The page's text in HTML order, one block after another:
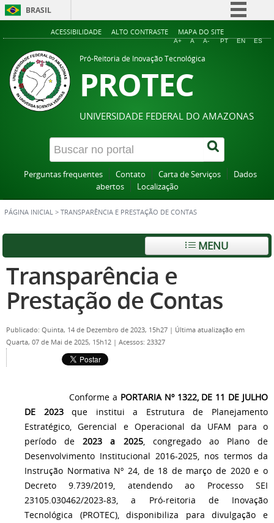
BRASIL
Simplifique!
Acesso à informação
ACESSIBILIDADE ALTO CONTRASTE MAPA DO SITE
A+ A A- PT EN ES
Pró-Reitoria de Inovação Tecnológica
PROTEC
UNIVERSIDADE FEDERAL DO AMAZONAS
Perguntas frequentes Contato Carta de Serviços
Dados
abertos
Localização
PÁGINA INICIAL > TRANSPARÊNCIA E PRESTAÇÃO DE CONTAS
MENU
Transparência e
Prestação de Contas
Publicado: Quinta, 14 de Dezembro de 2023, 15h27 | Última atualização em
Quarta, 07 de Mai de 2025, 15h12 | Acessos: 23327
Conforme a PORTARIA Nº 1322, DE 11 DE JULHO
DE 2023que institui a Estrutura de Planejamento
Estratégico, Gerencial e Operacional da UFAM para o
período de2023 a 2025, congregado ao Plano de
Desenvolvimento Institucional 2016-2025, nos termos da
Instrução Normativa Nº 24, de 18 de março de 2020 e o
Decreto 9.739/2019, atendendo ao Processo SEI
23105.030462/2023-83, a Pró-reitoria de Inovação
Tecnológica (PROTEC), disponibiliza para divulgação e